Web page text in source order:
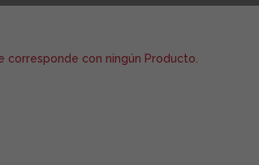
corresponde con ningún Producto.